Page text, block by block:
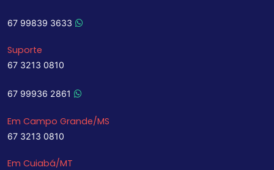
67 99839 3633
Suporte
67 3213 0810
67 99936 2861
Em Campo Grande/MS
67 3213 0810
Em Cuiabá/MT